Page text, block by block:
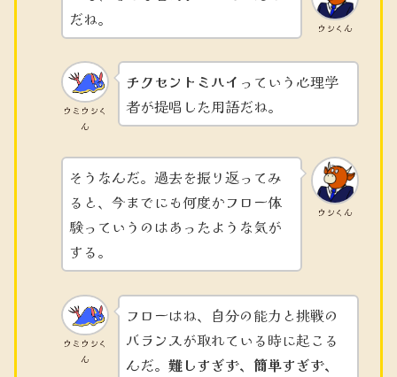
ウシくん
だね。
ウミウシく
ん
チクセントミハイ っていう心理学
者が提唱した用語だね。
ウシくん
そうなんだ。過去を振り返ってみ
ると、今までにも何度かフロー体
験っていうのはあったような気が
する。
ウミウシく
ん
フローはね、自分の能力と挑戦の
バランスが取れている時に起こる
んだ。 難しすぎず、簡単すぎず、